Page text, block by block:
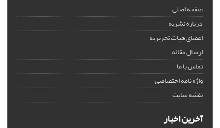
صفحه اصلی
درباره نشریه
اعضای هیات تحریریه
ارسال مقاله
تماس با ما
واژه نامه اختصاصی
نقشه سایت
آخرین اخبار